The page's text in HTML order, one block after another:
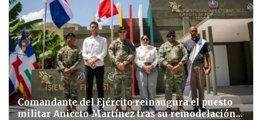
Comandante del Ejército reinaugura el puesto
militar Aniceto Martínez tras su remodelación...